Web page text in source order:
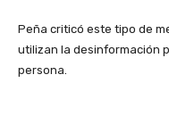
Peña criticó este tipo de
utilizan la desinformación
persona.